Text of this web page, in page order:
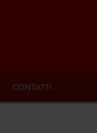
CONTATTI